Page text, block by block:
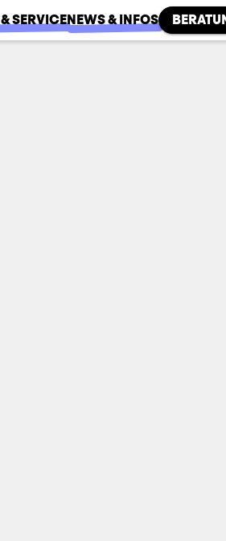
SERVICENEWS & INFOS